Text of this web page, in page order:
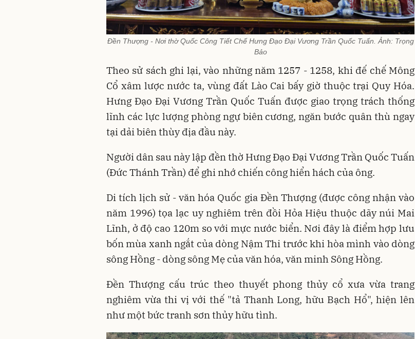
Đền Thượng - Nơi thờ Quốc Công Tiết Chế Hưng Đạo Đại Vương Trần Quốc Tuấn. Ảnh: Trọng
Bảo
Theo sử sách ghi lại, vào những năm 1257 - 1258, khi đế chế Mông
Cổ xâm lược nước ta, vùng đất Lào Cai bấy giờ thuộc trại Quy Hóa.
Hưng Đạo Đại Vương Trần Quốc Tuấn được giao trọng trách thống
lĩnh các lực lượng phòng ngự biên cương, ngăn bước quân thù ngay
tại dải biên thùy địa đầu này.
Người dân sau này lập đền thờ Hưng Đạo Đại Vương Trần Quốc Tuấn
(Đức Thánh Trần) để ghi nhớ chiến công hiển hách của ông.
Di tích lịch sử - văn hóa Quốc gia Đền Thượng (được công nhận vào
năm 1996) tọa lạc uy nghiêm trên đồi Hỏa Hiệu thuộc dãy núi Mai
Lĩnh, ở độ cao 120m so với mực nước biển. Nơi đây là điểm hợp lưu
bốn mùa xanh ngắt của dòng Nậm Thi trước khi hòa mình vào dòng
sông Hồng - dòng sông Mẹ của văn hóa, văn minh Sông Hồng.
Đền Thượng cấu trúc theo thuyết phong thủy cổ xưa vừa trang
nghiêm vừa thi vị với thế "tả Thanh Long, hữu Bạch Hổ", hiện lên
như một bức tranh sơn thủy hữu tình.